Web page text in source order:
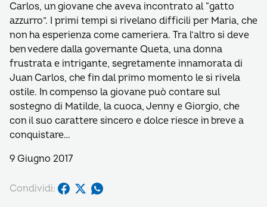
Carlos, un giovane che aveva incontrato al “gatto
azzurro”. I primi tempi si rivelano difficili per Maria, che
non ha esperienza come cameriera. Tra l’altro si deve
ben vedere dalla governante Queta, una donna
frustrata e intrigante, segretamente innamorata di
Juan Carlos, che fin dal primo momento le si rivela
ostile. In compenso la giovane può contare sul
sostegno di Matilde, la cuoca, Jenny e Giorgio, che
con il suo carattere sincero e dolce riesce in breve a
conquistare…
9 Giugno 2017
Condividi: